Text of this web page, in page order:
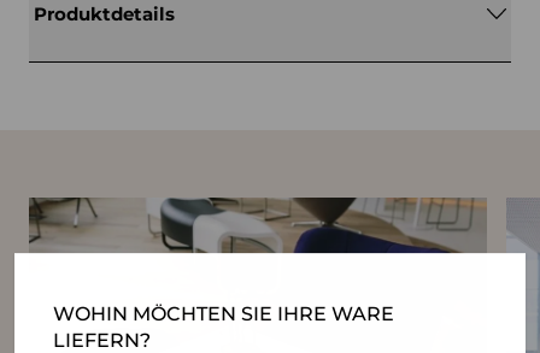
WOHIN MÖCHTEN SIE IHRE WARE
LIEFERN?
Produktdetails